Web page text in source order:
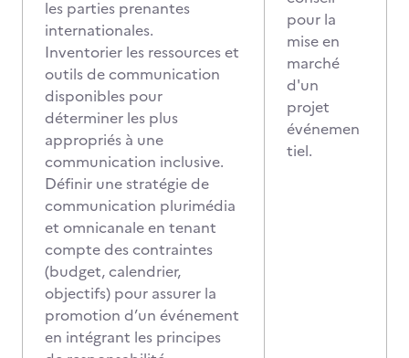
les parties prenantes
internationales.
Inventorier les ressources et
outils de communication
disponibles pour
déterminer les plus
appropriés à une
communication inclusive.
Définir une stratégie de
communication plurimédia
et omnicanale en tenant
compte des contraintes
(budget, calendrier,
objectifs) pour assurer la
promotion d’un événement
en intégrant les principes
pour la
mise en
marché
d'un
projet
événemen
tiel.